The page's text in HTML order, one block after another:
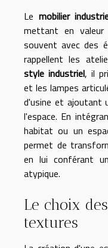
Le mobilier
mettant en
souvent avec des
rappellent les
style industriel, il
et les lampes
d'usine et ajoutant
l'espace. En
habitat ou un
permet de
en lui conférant
atypique.
Le choix
textures